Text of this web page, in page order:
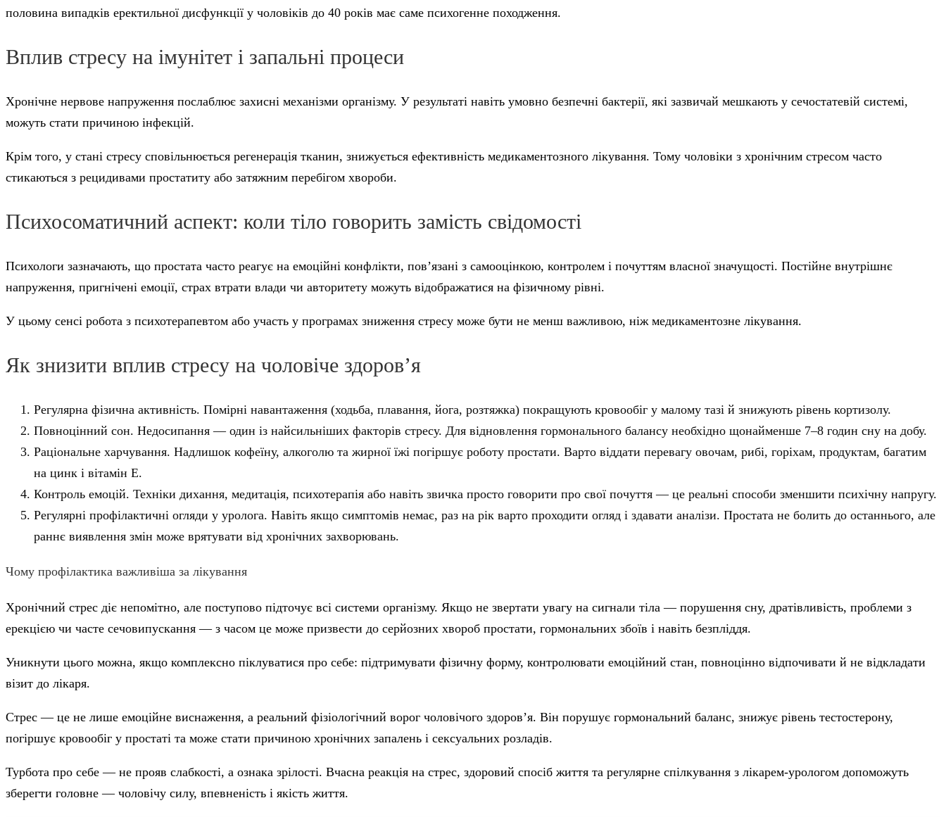
половина випадків еректильної дисфункції у чоловіків до 40 років має саме психогенне походження.
Вплив стресу на імунітет і запальні процеси
Хронічне нервове напруження послаблює захисні механізми організму. У результаті навіть умовно безпечні бактерії, які зазвичай мешкають у сечостатевій системі,
можуть стати причиною інфекцій.
Крім того, у стані стресу сповільнюється регенерація тканин, знижується ефективність медикаментозного лікування. Тому чоловіки з хронічним стресом часто
стикаються з рецидивами простатиту або затяжним перебігом хвороби.
Психосоматичний аспект: коли тіло говорить замість свідомості
Психологи зазначають, що простата часто реагує на емоційні конфлікти, пов’язані з самооцінкою, контролем і почуттям власної значущості. Постійне внутрішнє
напруження, пригнічені емоції, страх втрати влади чи авторитету можуть відображатися на фізичному рівні.
У цьому сенсі робота з психотерапевтом або участь у програмах зниження стресу може бути не менш важливою, ніж медикаментозне лікування.
Як знизити вплив стресу на чоловіче здоров’я
Регулярна фізична активність. Помірні навантаження (ходьба, плавання, йога, розтяжка) покращують кровообіг у малому тазі й знижують рівень кортизолу.
Повноцінний сон. Недосипання — один із найсильніших факторів стресу. Для відновлення гормонального балансу необхідно щонайменше 7–8 годин сну на добу.
Раціональне харчування. Надлишок кофеїну, алкоголю та жирної їжі погіршує роботу простати. Варто віддати перевагу овочам, рибі, горіхам, продуктам, багатим
на цинк і вітамін Е.
Контроль емоцій. Техніки дихання, медитація, психотерапія або навіть звичка просто говорити про свої почуття — це реальні способи зменшити психічну напругу.
Регулярні профілактичні огляди у уролога. Навіть якщо симптомів немає, раз на рік варто проходити огляд і здавати аналізи. Простата не болить до останнього, але
раннє виявлення змін може врятувати від хронічних захворювань.
Чому профілактика важливіша за лікування
Хронічний стрес діє непомітно, але поступово підточує всі системи організму. Якщо не звертати увагу на сигнали тіла — порушення сну, дратівливість, проблеми з
ерекцією чи часте сечовипускання — з часом це може призвести до серйозних хвороб простати, гормональних збоїв і навіть безпліддя.
Уникнути цього можна, якщо комплексно піклуватися про себе: підтримувати фізичну форму, контролювати емоційний стан, повноцінно відпочивати й не відкладати
візит до лікаря.
Стрес — це не лише емоційне виснаження, а реальний фізіологічний ворог чоловічого здоров’я. Він порушує гормональний баланс, знижує рівень тестостерону,
погіршує кровообіг у простаті та може стати причиною хронічних запалень і сексуальних розладів.
Турбота про себе — не прояв слабкості, а ознака зрілості. Вчасна реакція на стрес, здоровий спосіб життя та регулярне спілкування з лікарем-урологом допоможуть
зберегти головне — чоловічу силу, впевненість і якість життя.